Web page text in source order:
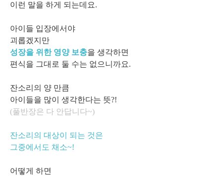
이런 말을 하게 되는데요.
아이들 입장에서야
괴롭겠지만
성장을 위한 영양 보충을 생각하면
편식을 그대로 둘 수는 없으니까요.
잔소리의 양 만큼
아이들을 많이 생각한다는 뜻?!
(풀반장은 다 안답니다~)
잔소리의 대상이 되는 것은
그중에서도 채소~!
어떻게 하면